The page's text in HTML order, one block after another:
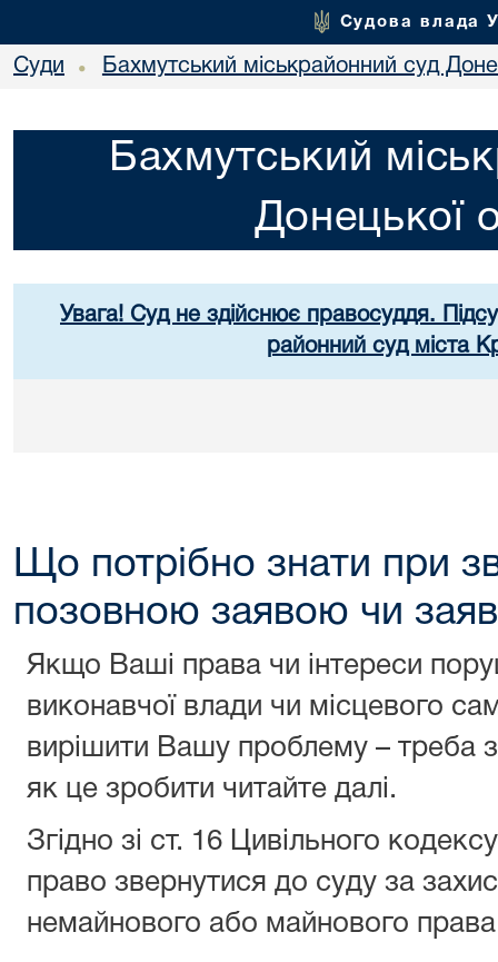
Судова влада
Суди • Бахмутський міськрайонний суд
Бахмутський
Донецької
Увага! Суд не здійснює правосуддя.
районний суд міста
Що потрібно знати при
позовною заявою чи
Якщо Ваші права чи інтереси
виконавчої влади чи місцевого
вирішити Вашу проблему – треба
як це зробити читайте далі.
Згідно зі ст. 16 Цивільного
право звернутися до суду за
немайнового або майнового права